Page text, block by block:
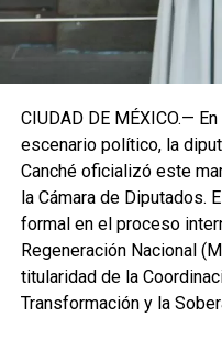
CIUDAD DE MÉXICO.—
escenario político, la
Canché oficializó este
la Cámara de Diputados.
formal en el proceso
Regeneración Nacional
titularidad de la
Transformación y la